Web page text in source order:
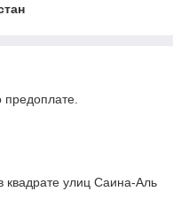
предоплате.
квадрате улиц Саина-Аль